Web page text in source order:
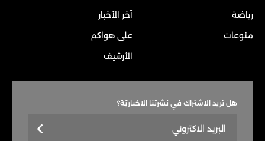
رياضة
منوعات
آخر الأخبار
على هواكم
الأرشيف
هل تريد الاشتراك في نشرتنا الاخباريّة؟